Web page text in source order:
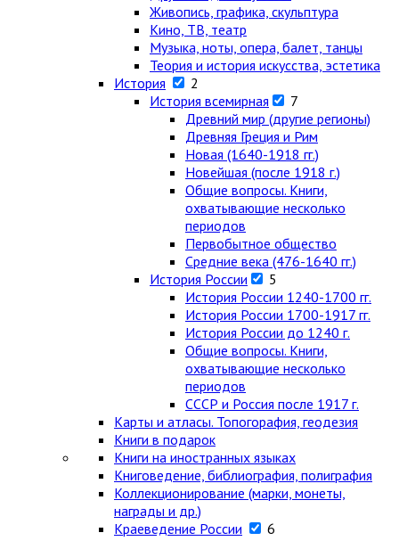
Живопись, графика, скульптура
Кино, ТВ, театр
Музыка, ноты, опера, балет, танцы
Теория и история искусства, эстетика
История
2
История всемирная
7
Древний мир (другие регионы)
Древняя Греция и Рим
Новая (1640-1918 гг.)
Новейшая (после 1918 г.)
Общие вопросы. Книги,
охватывающие несколько
периодов
Первобытное общество
Средние века (476-1640 гг.)
История России
5
История России 1240-1700 гг.
История России 1700-1917 гг.
История России до 1240 г.
Общие вопросы. Книги,
охватывающие несколько
периодов
СССР и Россия после 1917 г.
Карты и атласы. Топогорафия, геодезия
Книги в подарок
Книги на иностранных языках
Книговедение, библиография, полиграфия
Коллекционирование (марки, монеты,
награды и др.)
Краеведение России
6